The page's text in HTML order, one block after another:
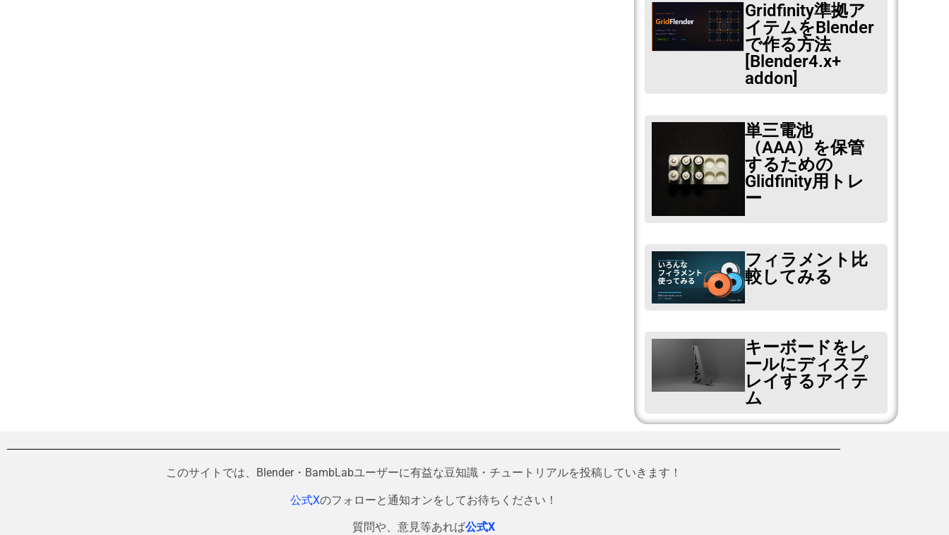
Gridfinity準拠ア
イテムをBlender
で作る方法
[Blender4.x+
addon]
単三電池
（AAA）を保管
するための
Glidfinity用トレ
ー
フィラメント比
較してみる
キーボードをレ
ールにディスプ
レイするアイテ
ム
このサイトでは、Blender・BambLabユーザーに有益な豆知識・チュートリアルを投稿していきます！
公式Xのフォローと通知オンをしてお待ちください！
質問や、意見等あれば公式X